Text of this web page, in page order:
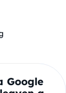
Google